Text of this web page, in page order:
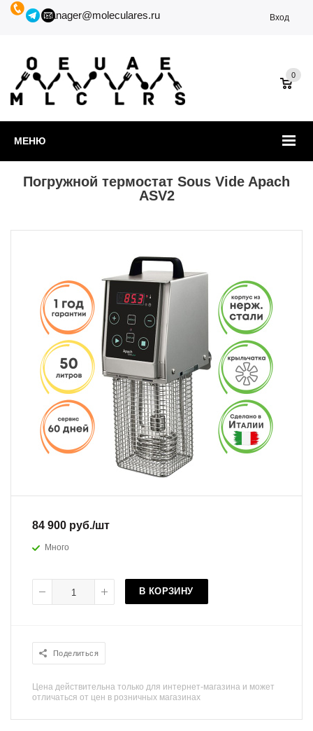
manager@moleculares.ru Вход
МЕНЮ
0
Погружной термостат Sous Vide Apach
ASV2
84 900 руб./шт
Много
В КОРЗИНУ
Поделиться
Цена действительна только для интернет-магазина и может
отличаться от цен в розничных магазинах